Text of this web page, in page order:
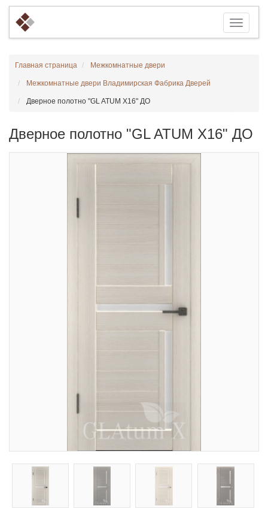
Главная страница Межкомнатные двери
Межкомнатные двери Владимирская Фабрика Дверей
Дверное полотно "GL ATUM X16" ДО
Дверное полотно "GL ATUM X16" ДО